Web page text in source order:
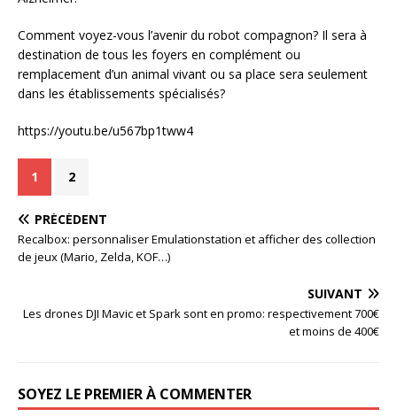
Comment voyez-vous l’avenir du robot compagnon? Il sera à
destination de tous les foyers en complément ou
remplacement d’un animal vivant ou sa place sera seulement
dans les établissements spécialisés?
https://youtu.be/u567bp1tww4
1 2
PRÉCÉDENT
Recalbox: personnaliser Emulationstation et afficher des collection
de jeux (Mario, Zelda, KOF…)
SUIVANT
Les drones DJI Mavic et Spark sont en promo: respectivement 700€
et moins de 400€
SOYEZ LE PREMIER À COMMENTER